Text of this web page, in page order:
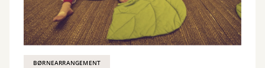
BØRNEARRANGEMENT